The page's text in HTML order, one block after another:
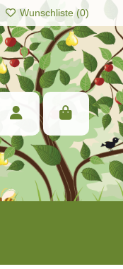
Wunschliste (0)